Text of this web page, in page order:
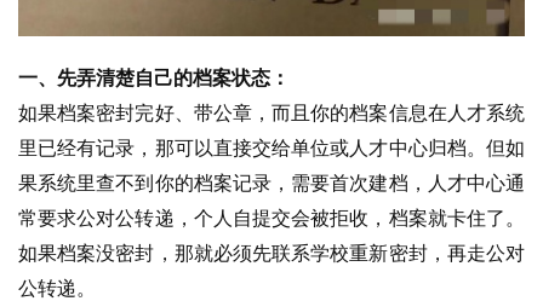
一、先弄清楚自己的档案状态：
如果档案密封完好、带公章，而且你的档案信息在人才系统
里已经有记录，那可以直接交给单位或人才中心归档。但如
果系统里查不到你的档案记录，需要首次建档，人才中心通
常要求公对公转递，个人自提交会被拒收，档案就卡住了。
如果档案没密封，那就必须先联系学校重新密封，再走公对
公转递。